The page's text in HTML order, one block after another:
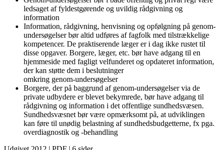
ledsaget af fyldestgørende og uvildig rådgivning og
information
Information, rådgivning, henvisning og opfølgning på genom-
undersøgelser bør altid udføres af fagfolk med tilstrækkelige
kompetencer. De praktiserende læger er i dag ikke rustet til
disse opgaver. Borgere, læger, etc. bør have adgang til en
hjemmeside med fagligt velfunderet og opdateret information,
der kan støtte dem i beslutninger
omkring genom-undersøgelser
Borgere, der på baggrund af genom-undersøgelser via de
private udbydere er blevet bekymrede, bør have adgang til
rådgivning og information i det offentlige sundhedsvæsen.
Sundhedsvæsnet bør være opmærksomt på, at udviklingen
kan føre til unødig belastning af sundhedsbudgetterne, fx pga.
overdiagnostik og -behandling